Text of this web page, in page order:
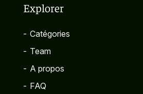
Explorer
- Catégories
- Team
- A propos
- FAQ